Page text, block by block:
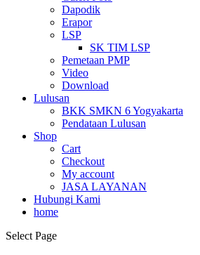
Dapodik
Erapor
LSP
SK TIM LSP
Pemetaan PMP
Video
Download
Lulusan
BKK SMKN 6 Yogyakarta
Pendataan Lulusan
Shop
Cart
Checkout
My account
JASA LAYANAN
Hubungi Kami
home
Select Page